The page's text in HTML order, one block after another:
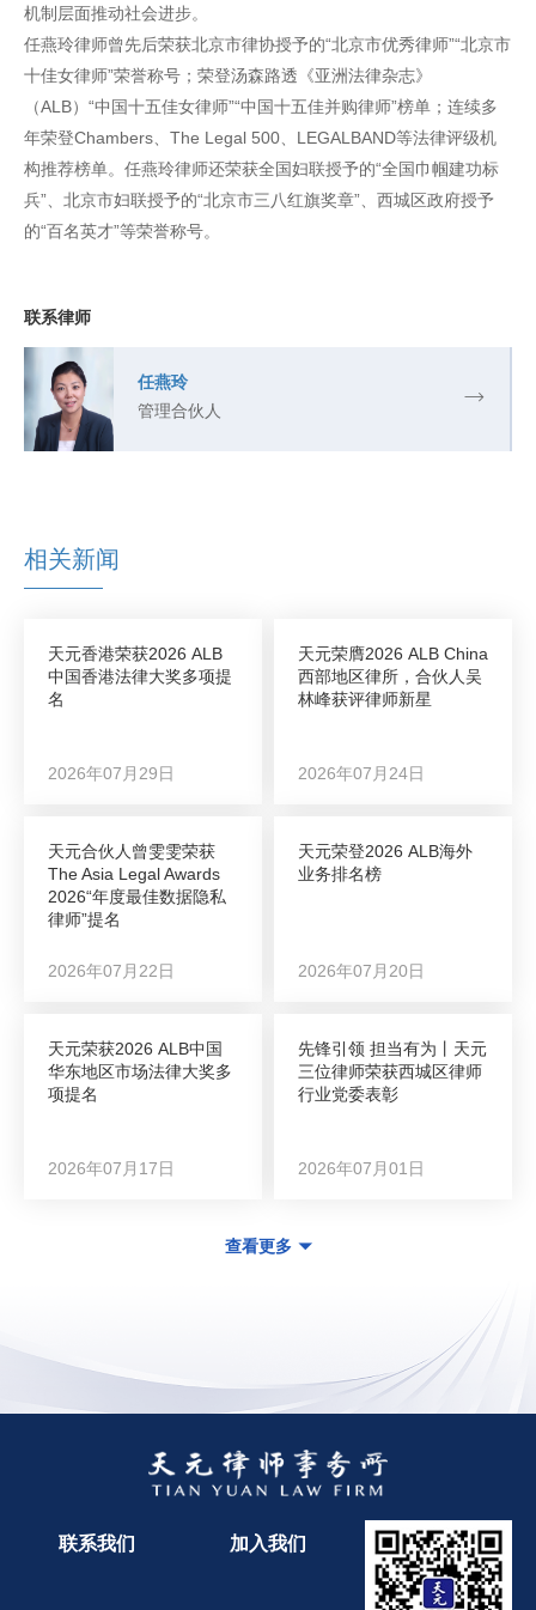
机制层面推动社会进步。
任燕玲律师曾先后荣获北京市律协授予的“北京市优秀律师”“北京市
十佳女律师”荣誉称号；荣登汤森路透《亚洲法律杂志》
（ALB）“中国十五佳女律师”“中国十五佳并购律师”榜单；连续多
年荣登Chambers、The Legal 500、LEGALBAND等法律评级机
构推荐榜单。任燕玲律师还荣获全国妇联授予的“全国巾帼建功标
兵”、北京市妇联授予的“北京市三八红旗奖章”、西城区政府授予
的“百名英才”等荣誉称号。
联系律师
任燕玲
管理合伙人
相关新闻
天元香港荣获2026 ALB
中国香港法律大奖多项提
名
2026年07月29日
天元荣膺2026 ALB China
西部地区律所，合伙人吴
林峰获评律师新星
2026年07月24日
天元合伙人曾雯雯荣获
The Asia Legal Awards
2026“年度最佳数据隐私
律师”提名
2026年07月22日
天元荣登2026 ALB海外
业务排名榜
2026年07月20日
天元荣获2026 ALB中国
华东地区市场法律大奖多
项提名
2026年07月17日
先锋引领 担当有为丨天元
三位律师荣获西城区律师
行业党委表彰
2026年07月01日
查看更多
联系我们 加入我们